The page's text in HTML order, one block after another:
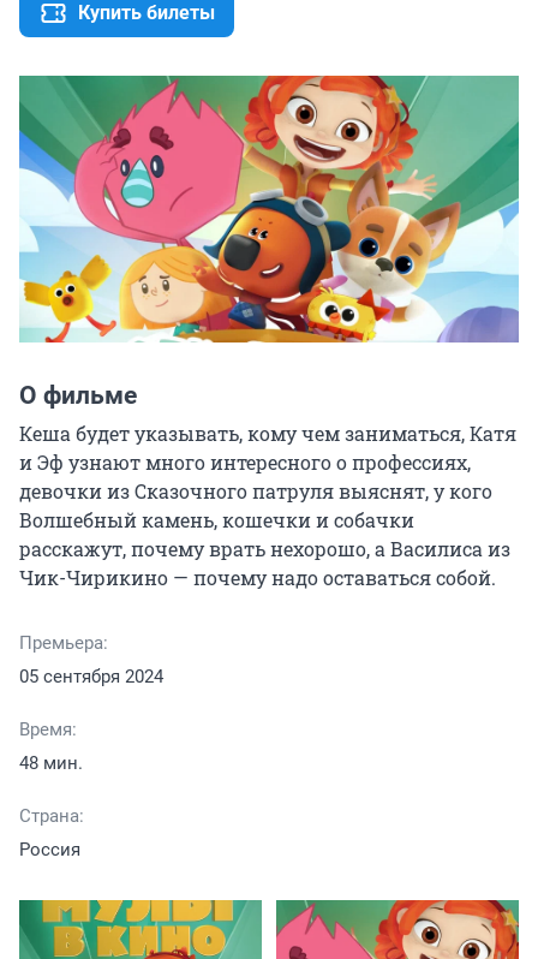
Купить билеты
О фильме
Кеша будет указывать, кому чем заниматься, Катя
и Эф узнают много интересного о профессиях,
девочки из Сказочного патруля выяснят, у кого
Волшебный камень, кошечки и собачки
расскажут, почему врать нехорошо, а Василиса из
Чик-Чирикино — почему надо оставаться собой.
Премьера:
05 сентября 2024
Время:
48 мин.
Страна:
Россия